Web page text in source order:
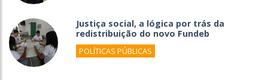
Justiça social, a lógica por trás da
redistribuição do novo Fundeb
POLÍTICAS PÚBLICAS